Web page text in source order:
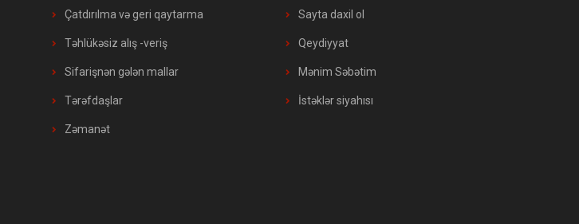
Çatdırılma və geri qaytarma
Təhlükəsiz alış -veriş
Sifarişnən gələn mallar
Tərəfdaşlar
Zəmanət
Sayta daxil ol
Qeydiyyat
Mənim Səbətim
İstəklər siyahısı